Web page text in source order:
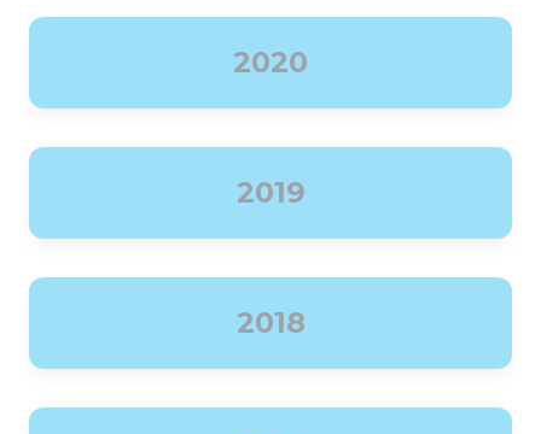
2020
2019
2018